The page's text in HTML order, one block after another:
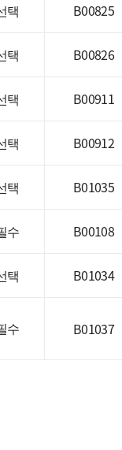
택 B00825
택 B00826
택 B00911
택 B00912
택 B01035
수 B00108
택 B01034
수 B01037